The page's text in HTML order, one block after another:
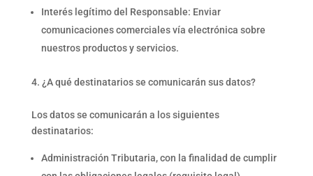
Interés legítimo del Responsable: Enviar
comunicaciones comerciales vía electrónica sobre
nuestros productos y servicios.
¿A qué destinatarios se comunicarán sus datos?
Los datos se comunicarán a los siguientes
destinatarios:
Administración Tributaria, con la finalidad de cumplir